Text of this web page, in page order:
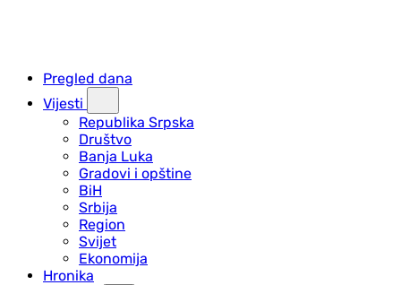
Pregled dana
Vijesti
Republika Srpska
Društvo
Banja Luka
Gradovi i opštine
BiH
Srbija
Region
Svijet
Ekonomija
Hronika